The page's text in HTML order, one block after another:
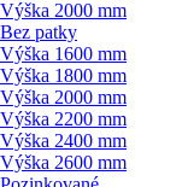
Výška 2000 mm
Bez patky
Výška 1600 mm
Výška 1800 mm
Výška 2000 mm
Výška 2200 mm
Výška 2400 mm
Výška 2600 mm